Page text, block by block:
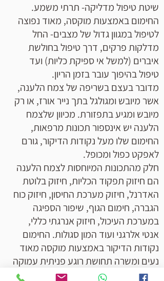
שיטת טיפול מדליקה- תרתי משמע.
החימום באמצעות מוקסה, מאוד נפוצה
לטיפול במגוון גדול של מצבים- החל
מדלקות פרקים, דרך טיפול בחולשת
איברים (למשל אי ספיקת כליות) ועד
טיפול בהיפוך עובר בזמן הריון.
מדובר בעצם בשריפה של צמח הלענה,
אשר מיובש ומגולגל בתך נייר אורז, או רק
מיובש ומגיע בתפזורת. מכיוון שלצמח
הלענה יש אינספור תכונות מרפאות,
החימום שלו מעל נקודות הדיקור, גורם
לאפקט כפול ומכופל.
חלק מהתכונות המיוחסות לצמח הלענה
הם חיזוק תפקוד הכליות, חיזוק בלוטת
האדרנל, חיזוק מערכת החיסון, חיזוק כוח
הגברה, חימום הגוף, שיפור הספיגה
במערכת העיכול, חיזוק אנרגתי כללי,
אנטי אלרגני ועוד המון סגולות. החימום
נקודות הדיקור באמצעות מוקסה מאוד
נעים ומשרה תחושת רוגע פניתית עמוקה
על כל הגוף.